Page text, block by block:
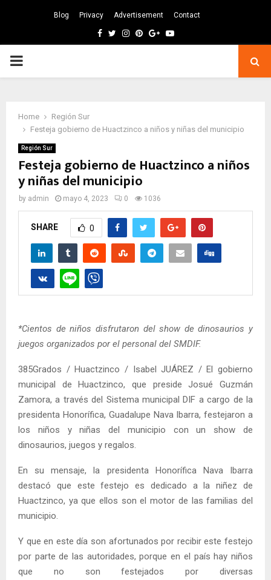
Blog Privacy Advertisement Contact
Facebook
TwitterInstagram
Pinterest
GoogleYoutube
PRIMARY
Home
Región Sur
Festeja gobierno de Huactzinco a niños y niñas del municipio
Región Sur
Festeja gobierno de Huactzinco a niños
y niñas del municipio
by admin mayo 4, 2023 0 1036
SHARE 0
*Cientos de niños disfrutaron del show de dinosaurios y
juegos organizados por el personal del SMDIF.
385Grados / Huactzinco / Isabel JUÁREZ / El gobierno
municipal de Huactzinco, que preside Josué Guzmán
Zamora, a través del Sistema municipal DIF a cargo de la
presidenta Honorífica, Guadalupe Nava Ibarra, festejaron a
los niños y niñas del municipio con un show de
dinosaurios, juegos y regalos.
En su mensaje, la presidenta Honorífica Nava Ibarra
destacó que este festejo es dedicado a la niñez de
Huactzinco, ya que ellos son el motor de las familias del
municipio.
Y que en este día son afortunados por recibir este festejo
por parte de las autoridades, porque en el país hay niños
que no son festejados por diversas